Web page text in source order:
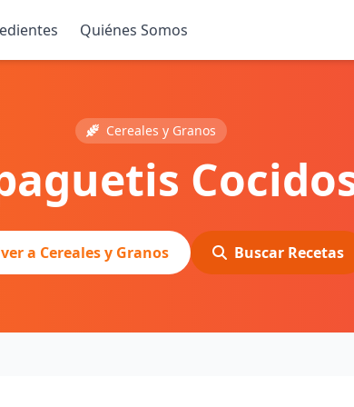
Quiénes Somos
Cereales y Granos
a Cereales y Granos Buscar Recetas